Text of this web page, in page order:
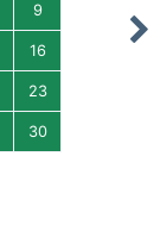
9
16
23
30